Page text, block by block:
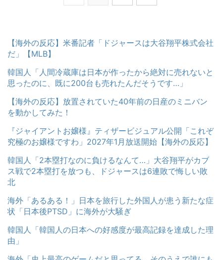
【海外の反応】米番記者「ドジャースは大谷翔平株式会社
だ」【MLB】
韓国人「人間冷蔵庫は日本が作ったから絶対に売れないと
思ったのに、既に200台も売れたんだそうです…」
【海外の反応】放置されていた40年前の日産のミニバン
を動かしてみた！
『ジャイアントお嬢様』ティザービジュアル公開「これぞ
究極のお嬢様ですわ」2027年1月放送開始【海外の反応】
韓国人「2本塁打なのに負けるなんて…」大谷翔平がカブ
ス戦で2本塁打を放つも、ドジャースは6連敗で悔しい敗
北
海外「あるある！」日本を旅行した外国人が患う新たな症
状「日本後PTSD」に海外が大騒ぎ
韓国人「韓国人の日本への好感度が最高記録を達成した理
由」